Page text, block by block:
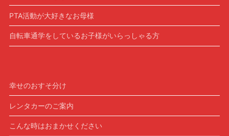
PTA活動が大好きなお母様
自転車通学をしているお子様がいらっしゃる方
幸せのおすそ分け
レンタカーのご案内
こんな時はおまかせください